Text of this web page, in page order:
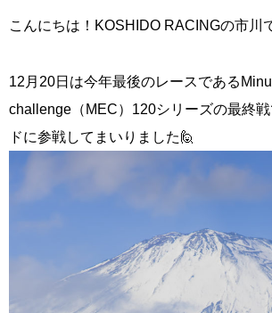
こんにちは！KOSHIDO RACINGの市川
12月20日は今年最後のレースである
challenge（MEC）120シリーズの最終
ドに参戦してまいりました🙋